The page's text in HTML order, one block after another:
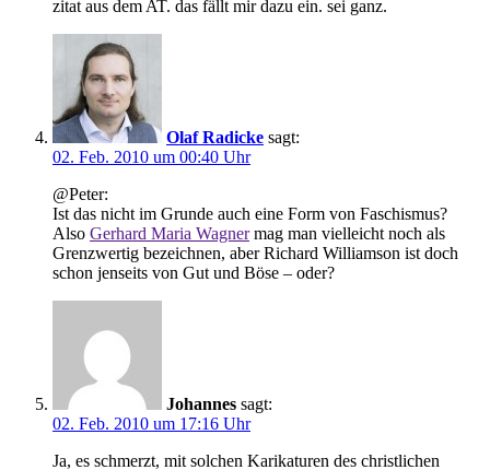
zitat aus dem AT. das fällt mir dazu ein. sei ganz.
Olaf Radicke sagt:
02. Feb. 2010 um 00:40 Uhr
@Peter:
Ist das nicht im Grunde auch eine Form von Faschismus?
Also Gerhard Maria Wagnermag man vielleicht noch als
Grenzwertig bezeichnen, aber Richard Williamson ist doch
schon jenseits von Gut und Böse – oder?
Johannes sagt:
02. Feb. 2010 um 17:16 Uhr
Ja, es schmerzt, mit solchen Karikaturen des christlichen